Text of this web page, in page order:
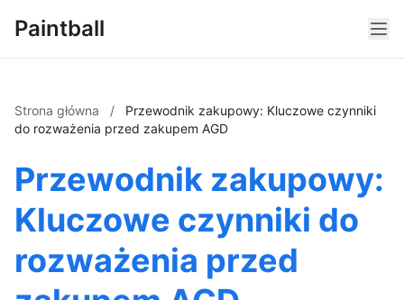
Paintball
Strona główna /
Przewodnik zakupowy: Kluczowe czynniki
do rozważenia przed zakupem AGD
Przewodnik zakupowy:
Kluczowe czynniki do
rozważenia przed